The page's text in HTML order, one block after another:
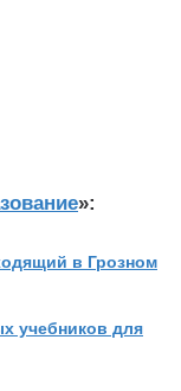
»:
в Грозном
учебников для